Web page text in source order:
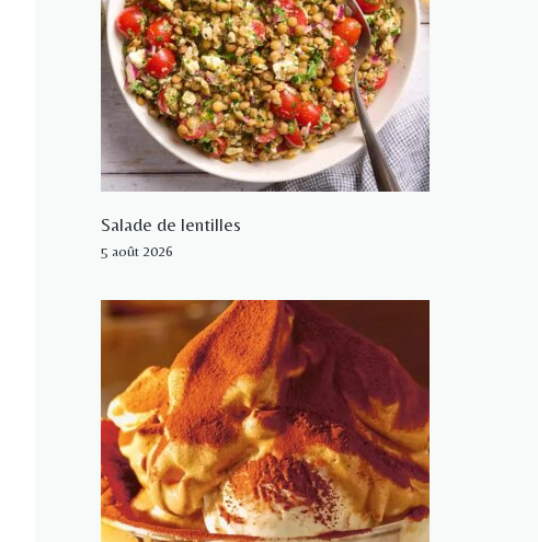
Salade de lentilles
5 août 2026